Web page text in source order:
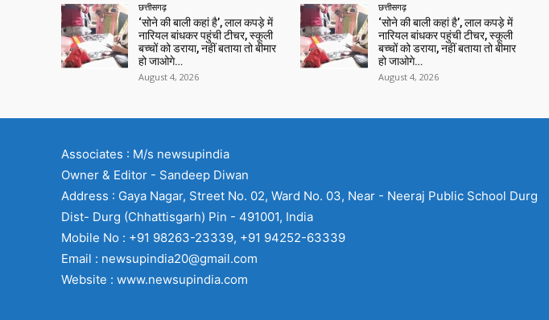
छत्तीसगढ़
‘सोने की बाली कहां है’, लाल कपड़े में
नारियल बांधकर पहुंची टीचर, स्कूली
बच्चों को डराया, नहीं बताया तो बीमार
हो जाओगे…
August 4, 2026
छत्तीसगढ़
‘सोने की बाली कहां है’, लाल कपड़े में
नारियल बांधकर पहुंची टीचर, स्कूली
बच्चों को डराया, नहीं बताया तो बीमार
हो जाओगे…
August 4, 2026
Associates : M/s newsupindia
Owner & Editor - Sandeep Diwan
Address : Gaya Nagar, Street No. 02, Ward No. 03, Near - Neeraj Public School Durg
Dist- Durg (Chhattisgarh) Pin - 491001, India
Mobile No : +91 98263-23339, +91 94252-63339
Email : newsupindia20@gmail.com
Website : www.newsupindia.com